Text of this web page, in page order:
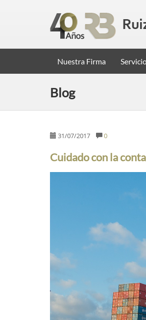
Nuestra Firma
Blog
31/07/2017 0
Cuidado con la